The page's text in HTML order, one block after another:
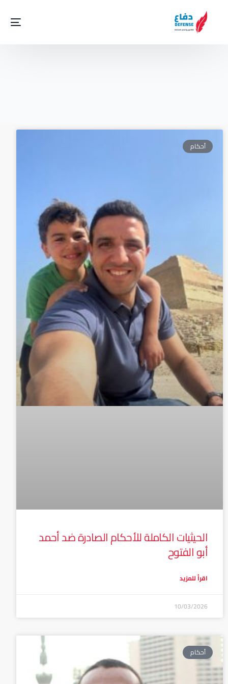
أحكام
الحيثيات الكاملة للأحكام الصادرة ضد أحمد
أبو الفتوح
اقرأ للمزيد
10/03/2026
أحكام